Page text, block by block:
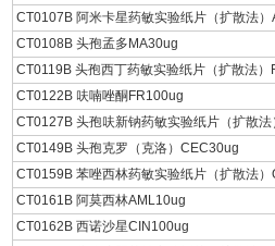
CT0107B 阿米卡星药敏实验纸片（扩散法
CT0108B 头孢孟多MA30ug
CT0119B 头孢西丁药敏实验纸片（扩散法）
CT0122B 呋喃唑酮FR100ug
CT0127B 头孢呋新钠药敏实验纸片（扩散
CT0149B 头孢克罗（克洛）CEC30ug
CT0159B 苯唑西林药敏实验纸片（扩散法）
CT0161B 阿莫西林AML10ug
CT0162B 西诺沙星CIN100ug